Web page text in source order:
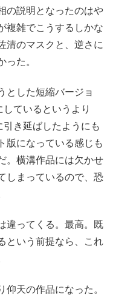
の説明となったのはや
複雑でこうするしかな
清のマスクと、逆さに
った。
とした短縮バージョ
ているというより
き延ばしたようにも
版になっている感じも
。横溝作品には欠かせ
しまっているので、恐
違ってくる。最高。既
という前提なら、これ
天の作品になった。